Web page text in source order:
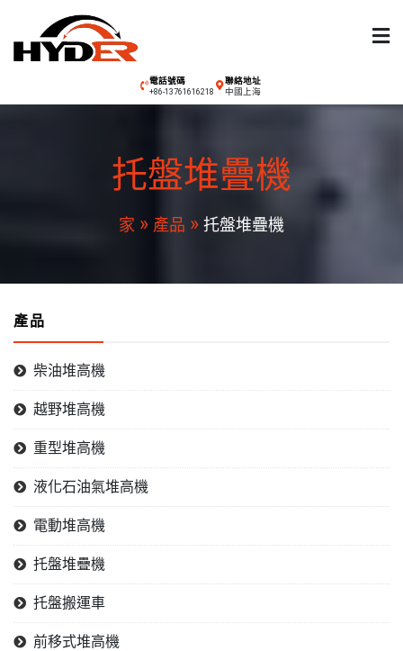
海德爾堆高機
電話號碼
+86-13761616218
聯絡地址
中國上海
托盤堆疊機
家 產品 托盤堆疊機
產品
柴油堆高機
越野堆高機
重型堆高機
液化石油氣堆高機
電動堆高機
托盤堆疊機
托盤搬運車
前移式堆高機